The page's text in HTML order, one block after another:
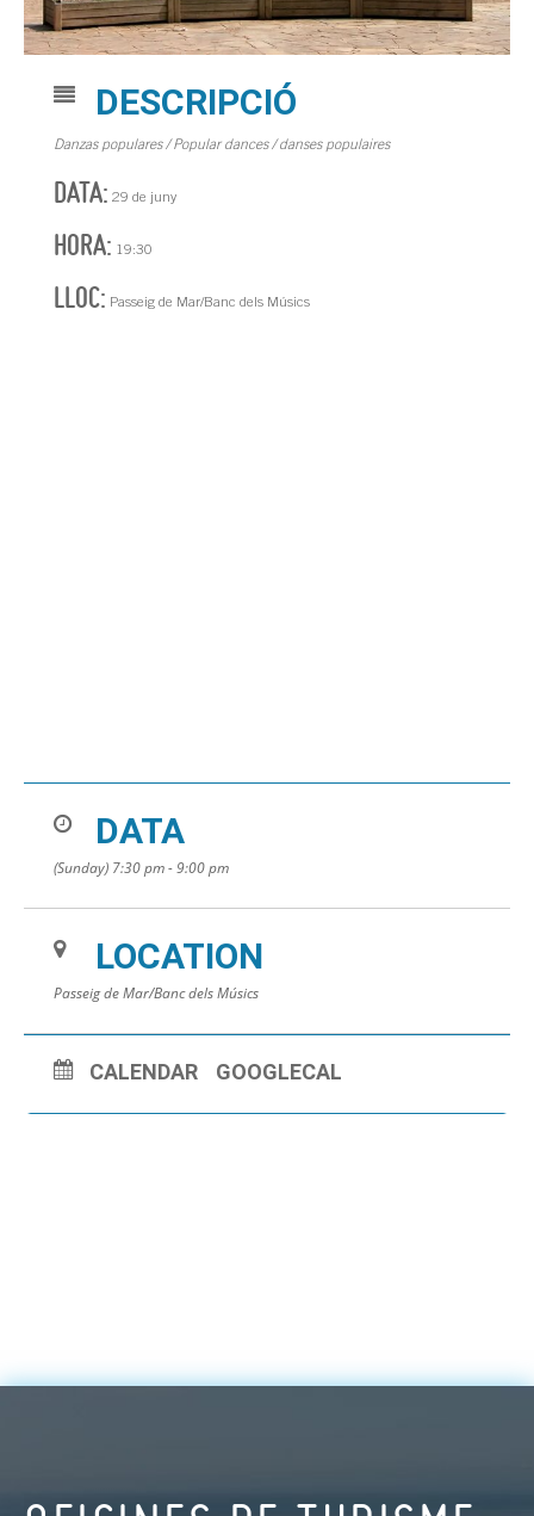
DESCRIPCIÓ
Danzas populares / Popular dances / danses populaires
DATA: 29 de juny
HORA: 19:30
LLOC: Passeig de Mar/Banc dels Músics
DATA
(Sunday) 7:30 pm - 9:00 pm
LOCATION
Passeig de Mar/Banc dels Músics
CALENDAR GOOGLECAL